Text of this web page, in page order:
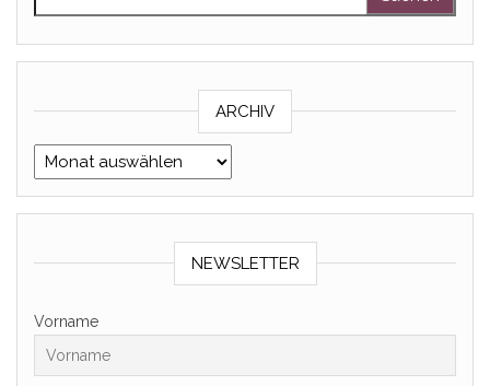
ARCHIV
Archiv
NEWSLETTER
Vorname